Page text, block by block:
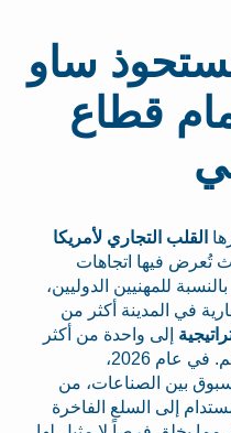
ساو
قطاع
القلب التجاري لأمريكا
تُعرض فيها اتجاهات
للمهنيين الدوليين،
في المدينة أكثر من
إلى واحدة من أكثر
الأسواق الناشئة ديناميكية في العالم. في عام 2026،
بين الصناعات، من
إلى السلع الفاخرة